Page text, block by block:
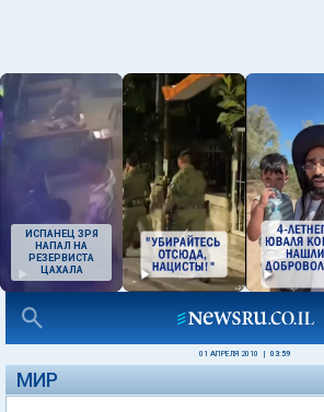
ИСПАНЕЦ ЗРЯ
НАПАЛ НА
РЕЗЕРВИСТА
ЦАХАЛА
01 АПРЕЛЯ 2010 03:59
МИР